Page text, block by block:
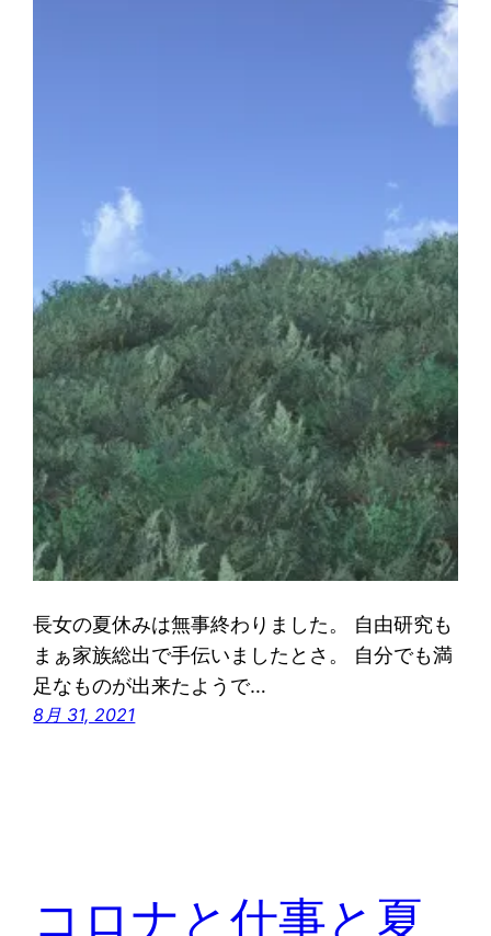
長女の夏休みは無事終わりました。 自由研究も
まぁ家族総出で手伝いましたとさ。 自分でも満
足なものが出来たようで…
8月 31, 2021
コロナと仕事と夏